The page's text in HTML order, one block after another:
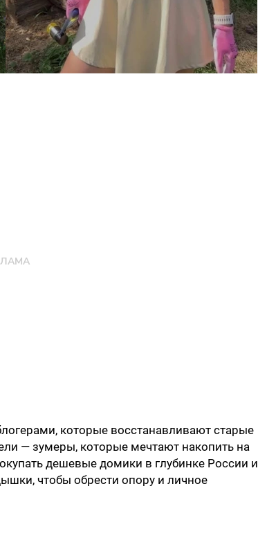
которые восстанавливают старые
— зумеры, которые мечтают накопить на
дешевые домики в глубинке России и
чтобы обрести опору и личное